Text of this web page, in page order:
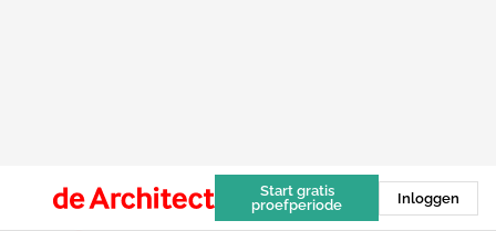
Start gratis
proefperiode
Inloggen